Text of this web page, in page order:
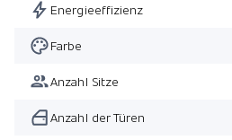
Energieeffizienz
Farbe
Anzahl Sitze
Anzahl der Türen